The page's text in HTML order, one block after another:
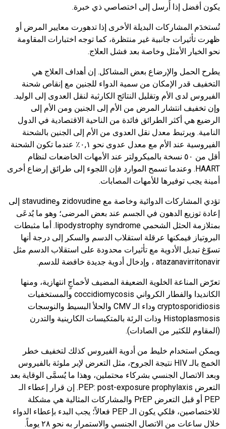
يكون أفضل إذا أُرسل إلى اختصاصي ذي خبرة.
تُستخدَم المشاركات البديلة الأخرى إذا تدهورت معايير المرض أو
ظهرت تأثيرات جانبية غير منتظرة، كما توجه اختبارات المقاومة
نحو الخيار الأمثل وخاصة بعد فشل العلاج.
يطرح الحمل والإرضاع بعض المشاكل. إن أهداف العلاج هي
التخفيف قدر الإمكان من سمية الدواء للجنين مع إنقاص شحنة
الفيروس لدى الأم وتقليل النتائج الكارثية لنقل العدوى إلى الوليد.
وإن تخفيف انتشار المرض من الأم إلى الجنين ومن الأم إلى
الرضيع هي أكثر الطرائق فائدة من الناحية الاقتصادية في الدول
النامية. ويرتبط معدل نقل العدوى من الأم إلى الجنين بالشحنة
الفيروسية عند الأم مع معدل عدوى نحو ٠
, ١٪ عندما تكون الشحنة
أقل من ٥٠ نسخة بالميكرولتر عند الأمهات الخاضعات لنظام
HAART. وعندما تسمح الموارد فإن اللجوء إلى طرائق إرضاع أخرى
أمينة يجب توفيرها للأمهات المصابات.
تؤدي المشاركات الدوائية وخاصة مع zidovudine وstavudine إلى
إعادة توزيع الدهون في الجسم عند بعض المرضى؛ وهو ما يُدعَى
بمتلازمة الحثل الشحمي lipodystrophy syndrome. أما مثبطات
البروتياز فيمكنها عرقلة استقلاب الدسم والسكر إلى درجة أنها
تسوّغ تبديل الأدوية مع تأثيرات محدودة على استقلاب الدسم مثل
atazanavirritonavir ، وإدخال أدوية جديدة خافضة للدسم.
تعرّض المناعة الخلوية الضعيفة المضيف لأخماجٍ انتهازية، ومنها
الكانديدا والفطار الكرواني coccidiomycosis والمستخفيات
cryptosporidiosis وداء الـCMV والحلأ البسيط والنوسجات
Histoplasmosis وذات الرئة بالمتكيسات الكارينية والتدرن
(المقاوم للكثير من الصادات).
ويمكن استخدام خليط من أدوية الفيروس كذلك لتخفيف خطر
الخمج بالـHIV نتيجة الجروح، مثل التعرض لإبر ملوثة بالفيروس
وبعد الاتصال الجنسي بشركاء محتملين، وهذا ما يُسمَّى الوقاية بعد
التعرض PEP: post-exposure prophylaxis. إن قرار إعطاء الـ
PEP أو قبل التعرض PrEP والمشاركات المثالية هي مشكلة
للاختصاصين، فلكي يكون الـ PEP فعالاً؛ يجب البدء بإعطاء الدواء
خلال ساعات من الاتصال الجنسي والاستمرار به نحو ٢٨ يوماً.